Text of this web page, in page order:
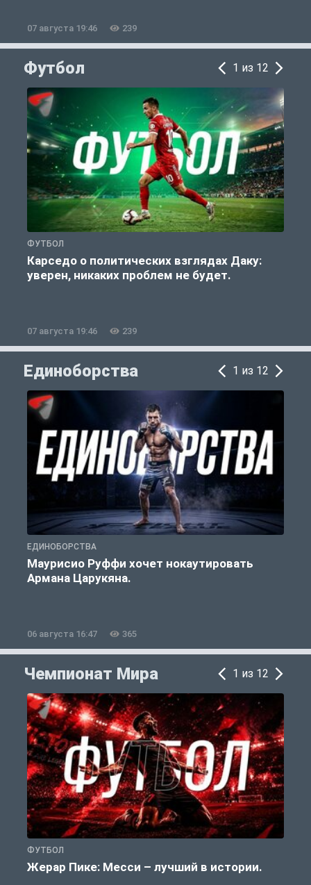
07 августа 19:46 239
Футбол 1 из 12
ФУТБОЛ
Карседо о политических взглядах Даку:
уверен, никаких проблем не будет.
07 августа 19:46 239
Единоборства 1 из 12
ЕДИНОБОРСТВА
Маурисио Руффи хочет нокаутировать
Армана Царукяна.
06 августа 16:47 365
Чемпионат Мира 1 из 12
ФУТБОЛ
Жерар Пике: Месси – лучший в истории.